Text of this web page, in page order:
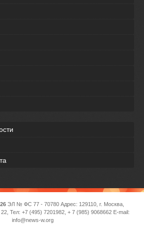
ЭЛ № ФС 77 - 70780 Адрес: 129110, г. Москва,
Тел: +7 (495) 7201982, + 7 (985) 9068662 E-mail:
info@news-w.org